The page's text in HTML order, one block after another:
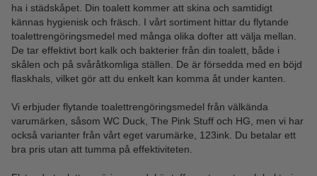
ha i städskåpet. Din toalett kommer att skina och samtidigt
kännas hygienisk och fräsch. I vårt sortiment hittar du flytande
toalettrengöringsmedel med många olika dofter att välja mellan.
De tar effektivt bort kalk och bakterier från din toalett, både i
skålen och på svåråtkomliga ställen. De är försedda med en böjd
flaskhals, vilket gör att du enkelt kan komma åt under kanten.
Vi erbjuder flytande toalettrengöringsmedel från välkända
varumärken, såsom WC Duck, The Pink Stuff och HG, men vi har
också varianter från vårt eget varumärke, 123ink. Du betalar ett
bra pris utan att tumma på effektiviteten.